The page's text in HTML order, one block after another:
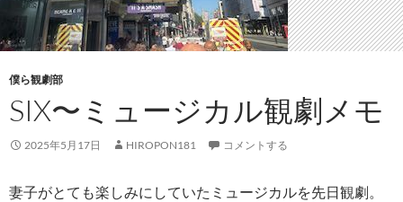
僕ら観劇部
SIX〜ミュージカル観劇メモ
2025年5月17日 HIROPON181 コメントする
妻子がとても楽しみにしていたミュージカルを先日観劇。